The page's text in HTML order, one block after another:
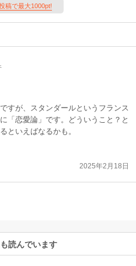
稿で最大1000pt!
すが、スタンダールというフランス
「恋愛論」です。どういうこと？と
といえばなるかも。
2025年2月18日
読んでいます